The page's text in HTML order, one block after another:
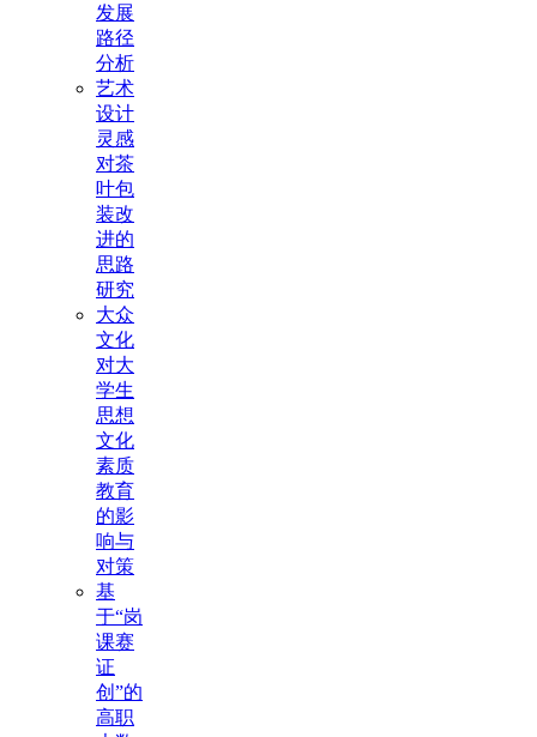
发展
路径
分析
艺术
设计
灵感
对茶
叶包
装改
进的
思路
研究
大众
文化
对大
学生
思想
文化
素质
教育
的影
响与
对策
基
于“岗
课赛
证
创”的
高职